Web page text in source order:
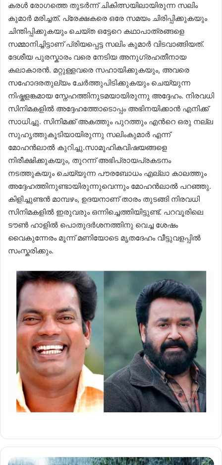
കരൾ രോഗത്തെ തുടർന്ന് ചികിത്സയിലായിരുന്ന സലിം
കുമാർ മരിച്ചത്. പ്രേക്ഷകരെ ഒരേ സമയം ചിരിപ്പിക്കുകയും
ചിന്തിപ്പിക്കുകയും ചെയ്ത ഒട്ടേറെ കഥാപാത്രങ്ങളെ
സമ്മാനിച്ചിട്ടാണ് പ്രിയപ്പെട്ട സലിം കുമാർ വിടവാങ്ങിയത്.
ദേശീയ പുരസ്കാരം വരെ നേടിയ അനുഗ്രഹതീനായ
കലാകാരന്‍. മറ്റുള്ളവരെ സഹായിക്കുകയും, അവരെ
സഹോദരതുല്യം ചേര്‍ത്തുപിടിക്കുകയും ചെയ്യുന്ന
നിഷ്കളങ്കമായ സ്നേഹത്തിനുടമയായിരുന്നു അദ്ദേഹം. നിരവധി
സിനിമകളില്‍ അദ്ദേഹത്തോടൊപ്പം അഭിനയിക്കാന്‍ എനിക്ക്
സാധിച്ചു. സിനിമക്ക് അകത്തും പുറത്തും എന്‍റെ ഒരു നല്ല
സുഹൃത്തുകൂടിയായിരുന്നു സലിംകുമാർ എന്ന്
മോഹൻലാൽ കുറിച്ചു.സാമൂഹികവിഷയങ്ങളെ
നിരീക്ഷിക്കുകയും, തുറന്ന് അഭിപ്രായപ്രകടനം
നടത്തുകയും ചെയ്യുന്ന പൗരബോധം എല്ലാ കാലത്തും
അദ്ദേഹത്തിനുണ്ടായിരുന്നുവെന്നും മോഹൻലാൽ പറഞ്ഞു.
കിളിച്ചുണ്ടൻ മാമ്പഴം, ഉദയനാണ് താരം തുടങ്ങി നിരവധി
സിനിമകളിൽ ഇരുവരും ഒന്നിച്ചെത്തിയിട്ടുണ്ട്. പറവൂരിലെ
ടൗൺ ഹാളിൽ പൊതുദർശനത്തിനു വെച്ച ശേഷം
വൈകുന്നേരം മൂന്ന് മണിയോടെ മൃതദേഹം വീട്ടുവളപ്പിൽ
സംസ്കരിക്കും.